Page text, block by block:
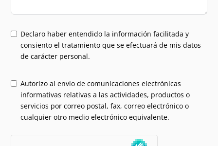
Declaro haber entendido la información facilitada y
consiento el tratamiento que se efectuará de mis datos
de carácter personal.
Autorizo al envío de comunicaciones electrónicas
informativas relativas a las actividades, productos o
servicios por correo postal, fax, correo electrónico o
cualquier otro medio electrónico equivalente.